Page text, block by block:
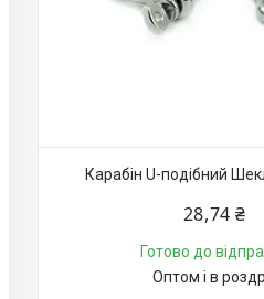
Карабін U-подібний
28,74 ₴
Готово до
Оптом і в